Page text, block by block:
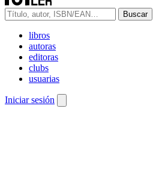
Buscar
libros
autoras
editoras
clubs
usuarias
Iniciar sesión